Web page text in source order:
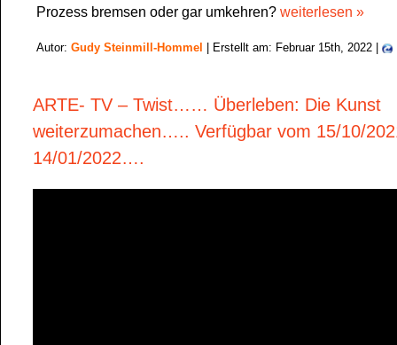
Prozess bremsen oder gar umkehren? weiterlesen »
Autor: Gudy Steinmill-Hommel | Erstellt am: Februar 15th, 2022 |
ARTE- TV – Twist…… Überleben: Die Kunst
weiterzumachen….. Verfügbar vom 15/10/
14/01/2022….